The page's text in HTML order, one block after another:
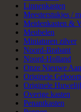
Linnenkasten
Meesterstukjes /
Meidenkasten &
Meubelen
Miniaturen zilver
Noord-Brabant
Noord-Holland
Onze Nieuwe
Originele
Originele
Overige kasten
Penantkasten